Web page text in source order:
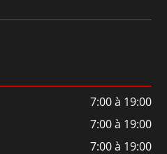
7:00 à 19:00
7:00 à 19:00
7:00 à 19:00